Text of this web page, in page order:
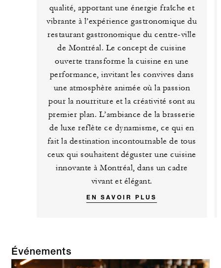
qualité, apportant une énergie fraîche et
vibrante à l’expérience gastronomique du
restaurant gastronomique du centre-ville
de Montréal. Le concept de cuisine
ouverte transforme la cuisine en une
performance, invitant les convives dans
une atmosphère animée où la passion
pour la nourriture et la créativité sont au
premier plan. L’ambiance de la brasserie
de luxe reflète ce dynamisme, ce qui en
fait la destination incontournable de tous
ceux qui souhaitent déguster une cuisine
innovante à Montréal, dans un cadre
vivant et élégant.
EN SAVOIR PLUS
Événements